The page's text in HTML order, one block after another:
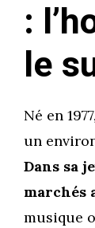
:
le
Né en
un
Dans sa
marchés
musique